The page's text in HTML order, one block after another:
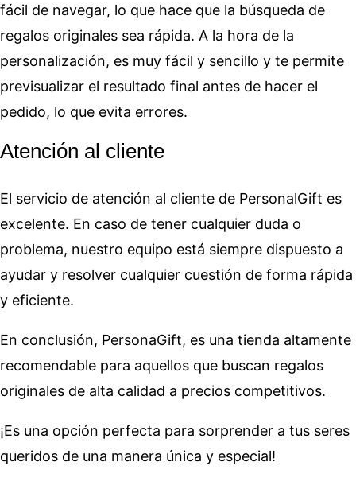
fácil de navegar, lo que hace que la búsqueda de
regalos originales sea rápida. A la hora de la
personalización, es muy fácil y sencillo y te permite
previsualizar el resultado final antes de hacer el
pedido, lo que evita errores.
Atención al cliente
El servicio de atención al cliente de PersonalGift es
excelente. En caso de tener cualquier duda o
problema, nuestro equipo está siempre dispuesto a
ayudar y resolver cualquier cuestión de forma rápida
y eficiente.
En conclusión, PersonaGift, es una tienda altamente
recomendable para aquellos que buscan regalos
originales de alta calidad a precios competitivos.
¡Es una opción perfecta para sorprender a tus seres
queridos de una manera única y especial!